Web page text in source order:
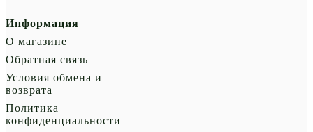
Информация
О магазине
Обратная связь
Условия обмена и
возврата
Политика
конфиденциальности